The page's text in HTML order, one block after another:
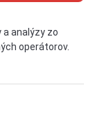
a analýzy zo
operátorov.